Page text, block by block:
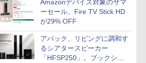
Amazonデバイス対象のサマ
ーセール。Fire TV Stick HD
が29% OFF
アバック、リビングに調和す
るシアタースピーカー
「HFSP250」。ブックシェ